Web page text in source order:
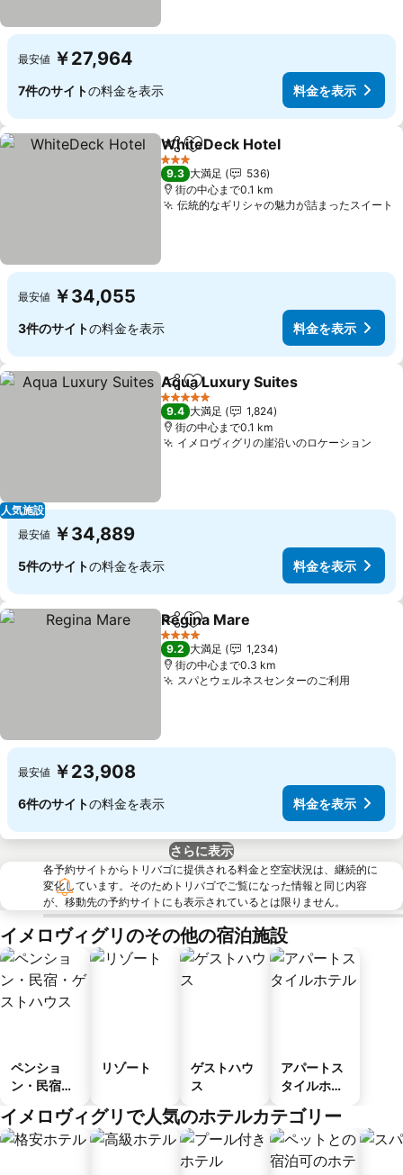
最安値 ￥27,964
7件のサイトの料金を表示 料金を表示
シェアお気に入りに追加
WhiteDeck Hotel
3 ホテルのランク
9.3 大満足
536
街の中心まで0.1 km
伝統的なギリシャの魅力が詰まったスイート
最安値 ￥34,055
3件のサイトの料金を表示 料金を表示
人気施設
シェアお気に入りに追加
Aqua Luxury Suites
5 ホテルのランク
9.4 大満足
1,824
街の中心まで0.1 km
イメロヴィグリの崖沿いのロケーション
最安値 ￥34,889
5件のサイトの料金を表示 料金を表示
シェアお気に入りに追加
Regina Mare
4 ホテルのランク
9.2 大満足
1,234
街の中心まで0.3 km
スパとウェルネスセンターのご利用
最安値 ￥23,908
6件のサイトの料金を表示 料金を表示
さらに表示
各予約サイトからトリバゴに提供される料金と空室状況は、継続的に
変化しています。そのためトリバゴでご覧になった情報と同じ内容
が、移動先の予約サイトにも表示されているとは限りません。
イメロヴィグリのその他の宿泊施設
ペンショ
ン・民宿・
ス
リゾート
ゲストハウ
ス
アパートス
タイルホテ
イメロヴィグリで人気のホテルカテゴリー